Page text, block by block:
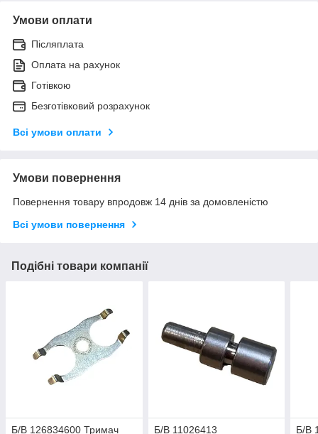
Умови оплати
Післяплата
Оплата на рахунок
Готівкою
Безготівковий розрахунок
Всі умови оплати
Умови повернення
Повернення товару впродовж 14 днів за домовленістю
Всі умови повернення
Подібні товари компанії
Б/В 126834600 Тримач
Б/В 11026413
Б/В